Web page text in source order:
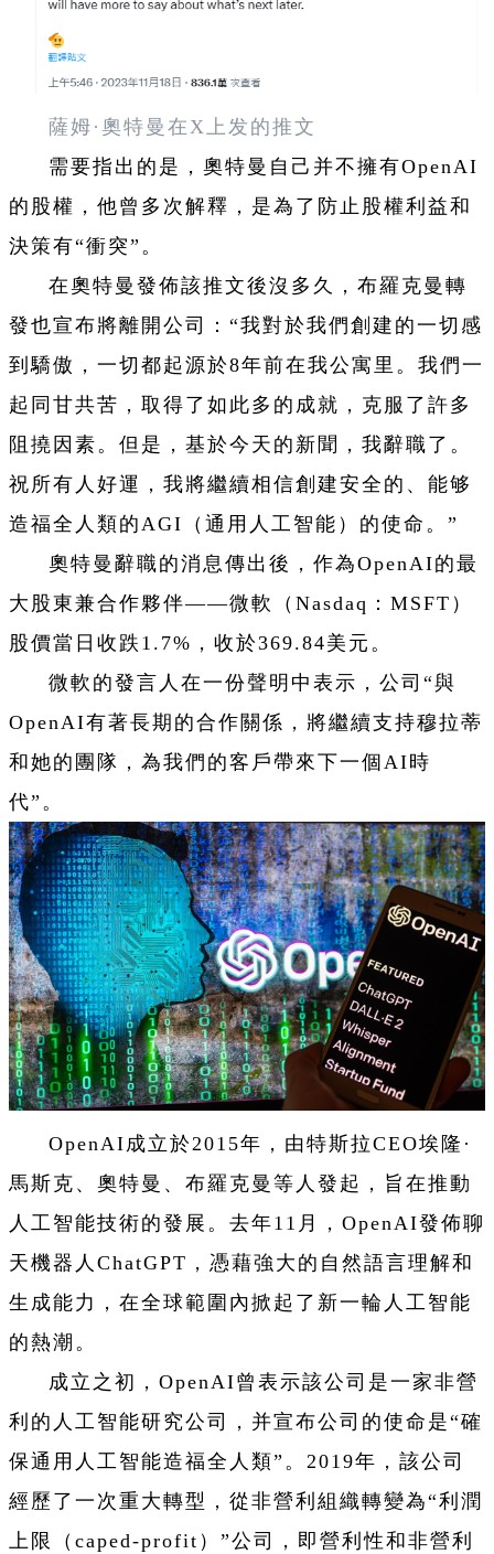
薩姆·奧特曼在X上发的推文
需要指出的是，奧特曼自己并不擁有OpenAI
的股權，他曾多次解釋，是為了防止股權利益和
決策有“衝突”。
在奧特曼發佈該推文後沒多久，布羅克曼轉
發也宣布將離開公司：“我對於我們創建的一切感
到驕傲，一切都起源於8年前在我公寓里。我們一
起同甘共苦，取得了如此多的成就，克服了許多
阻撓因素。但是，基於今天的新聞，我辭職了。
祝所有人好運，我將繼續相信創建安全的、能够
造福全人類的AGI（通用人工智能）的使命。”
奧特曼辭職的消息傳出後，作為OpenAI的最
大股東兼合作夥伴——微軟（Nasdaq：MSFT）
股價當日收跌1.7%，收於369.84美元。
微軟的發言人在一份聲明中表示，公司“與
OpenAI有著長期的合作關係，將繼續支持穆拉蒂
和她的團隊，為我們的客戶帶來下一個AI時
代”。
OpenAI成立於2015年，由特斯拉CEO埃隆·
馬斯克、奧特曼、布羅克曼等人發起，旨在推動
人工智能技術的發展。去年11月，OpenAI發佈聊
天機器人ChatGPT，憑藉強大的自然語言理解和
生成能力，在全球範圍內掀起了新一輪人工智能
的熱潮。
成立之初，OpenAI曾表示該公司是一家非營
利的人工智能研究公司，并宣布公司的使命是“確
保通用人工智能造福全人類”。2019年，該公司
經歷了一次重大轉型，從非營利組織轉變為“利潤
上限（caped-profit）”公司，即營利性和非營利